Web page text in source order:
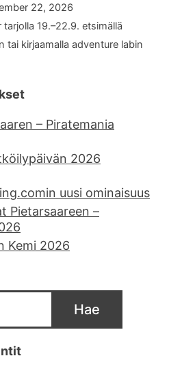
22, 2026
19.–22.9. etsimällä
tai kirjaamalla adventure labin
– Piratemania
2026
uusi ominaisuus
Pietarsaareen –
Kemi 2026
Hae